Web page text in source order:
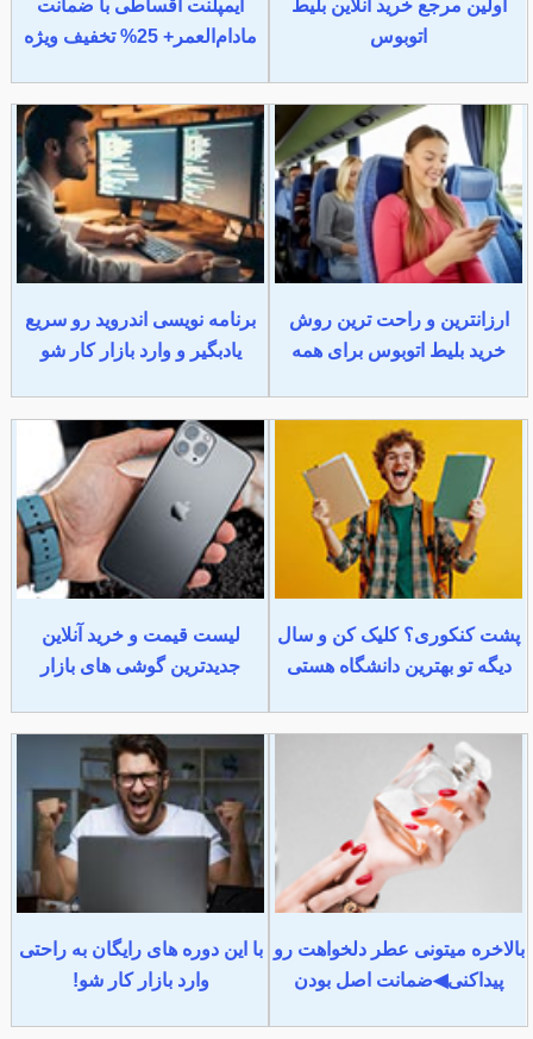
اولین مرجع خرید آنلاین بلیط
اتوبوس
ایمپلنت اقساطی با ضمانت
مادام‌العمر+ 25% تخفیف ویژه
ارزانترین و راحت ترین روش
خرید بلیط اتوبوس برای همه
برنامه نویسی اندروید رو سریع
یادبگیر و وارد بازار کار شو
پشت کنکوری؟ کلیک کن و سال
دیگه تو بهترین دانشگاه هستی
لیست قیمت و خرید آنلاین
جدیدترین گوشی های بازار
بالاخره میتونی عطر دلخواهت رو
پیداکنی◀ضمانت اصل بودن
با این دوره های رایگان به راحتی
وارد بازار کار شو!